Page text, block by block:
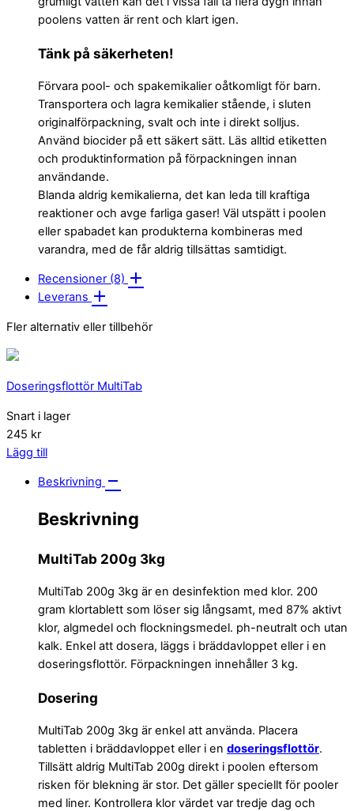
poolens vatten är rent och klart igen.
Tänk på säkerheten!
Förvara pool- och spakemikalier oåtkomligt för barn.
Transportera och lagra kemikalier stående, i sluten
originalförpackning, svalt och inte i direkt solljus.
Använd biocider på ett säkert sätt. Läs alltid etiketten
och produktinformation på förpackningen innan
användande.
Blanda aldrig kemikalierna, det kan leda till kraftiga
reaktioner och avge farliga gaser! Väl utspätt i poolen
eller spabadet kan produkterna kombineras med
varandra, med de får aldrig tillsättas samtidigt.
Recensioner (8)
Leverans
Fler alternativ eller tillbehör
Doseringsflottör MultiTab
Snart i lager
245 kr
Lägg till
Beskrivning
Beskrivning
MultiTab 200g 3kg
MultiTab 200g 3kg är en desinfektion med klor. 200
gram klortablett som löser sig långsamt, med 87% aktivt
klor, algmedel och flockningsmedel. ph-neutralt och utan
kalk. Enkel att dosera, läggs i bräddavloppet eller i en
doseringsflottör. Förpackningen innehåller 3 kg.
Dosering
MultiTab 200g 3kg är enkel att använda. Placera
tabletten i bräddavloppet eller i en doseringsflottör.
Tillsätt aldrig MultiTab 200g direkt i poolen eftersom
risken för blekning är stor. Det gäller speciellt för pooler
med liner. Kontrollera klor värdet var tredje dag och